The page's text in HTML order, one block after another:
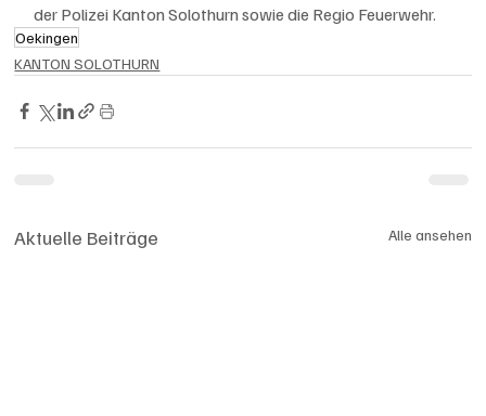
der Polizei Kanton Solothurn sowie die Regio Feuerwehr.
Oekingen
KANTON SOLOTHURN
Aktuelle Beiträge Alle ansehen